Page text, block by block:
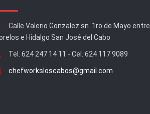
Calle Valerio Gonzalez sn. 1ro de Mayo entre
e Hidalgo San José del Cabo
Tel. 624 247 14 11 - Cel. 624 117 9089
chefworksloscabos@gmail.com